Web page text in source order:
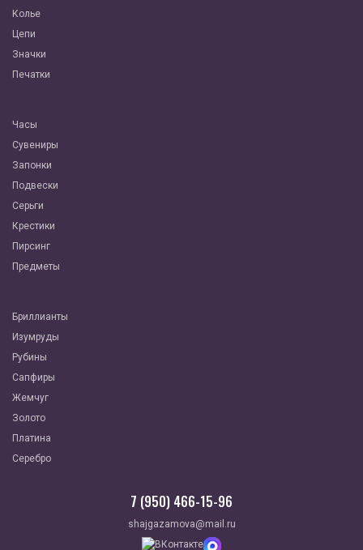
Колье
Цепи
Значки
Печатки
Часы
Сувениры
Запонки
Подвески
Серьги
Крестики
Пирсинг
Предметы
Бриллианты
Изумруды
Рубины
Сапфиры
Жемчуг
Золото
Платина
Серебро
7 (950) 466-15-96
shajgazamova@mail.ru